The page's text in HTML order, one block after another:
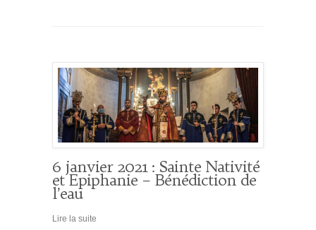
6 janvier 2021 : Sainte Nativité
et Epiphanie – Bénédiction de
l’eau
Lire la suite